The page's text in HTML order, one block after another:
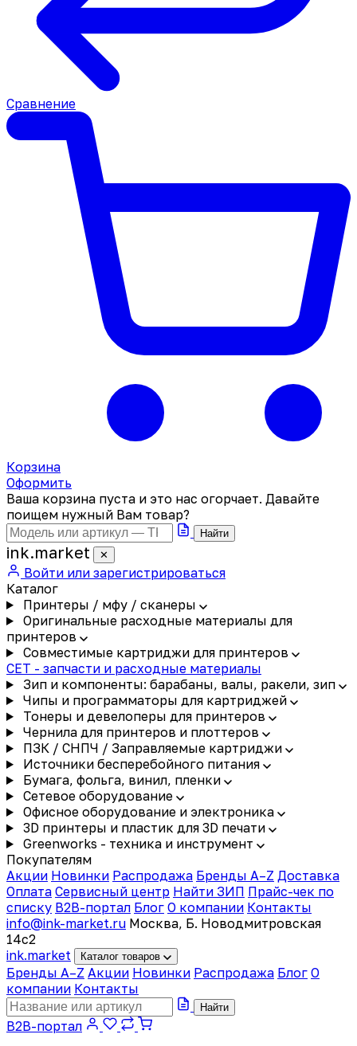
Сравнение
Корзина
Оформить
Ваша корзина пуста и это нас огорчает. Давайте
поищем нужный Вам товар?
Найти
ink.market ✕
Войти или зарегистрироваться
Каталог
Принтеры / мфу / сканеры
Оригинальные расходные материалы для
принтеров
Совместимые картриджи для принтеров
CET - запчасти и расходные материалы
Зип и компоненты: барабаны, валы, ракели, зип
Чипы и программаторы для картриджей
Тонеры и девелоперы для принтеров
Чернила для принтеров и плоттеров
ПЗК / СНПЧ / Заправляемые картриджи
Источники бесперебойного питания
Бумага, фольга, винил, пленки
Сетевое оборудование
Офисное оборудование и электроника
3D принтеры и пластик для 3D печати
Greenworks - техника и инструмент
Покупателям
Акции Новинки Распродажа Бренды A–Z Доставка
Оплата Сервисный центр Найти ЗИП Прайс-чек по
списку B2B-портал Блог О компании Контакты
info@ink-market.ru Москва, Б. Новодмитровская
14с2
ink.market Каталог товаров
Бренды A–Z Акции Новинки Распродажа Блог О
компании Контакты
Найти
B2B-портал